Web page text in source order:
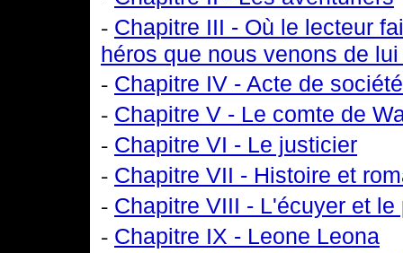
- Chapitre III - Où le lecteur
héros que nous venons de
- Chapitre IV - Acte de société
- Chapitre V - Le comte de
- Chapitre VI - Le justicier
- Chapitre VII - Histoire et
- Chapitre VIII - L'écuyer et le
- Chapitre IX - Leone Leona